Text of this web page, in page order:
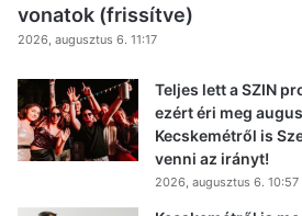
vonatok (frissítve)
2026, augusztus 6. 11:17
Teljes lett a SZIN
ezért éri meg
Kecskemétről is
venni az irányt!
2026, augusztus 6. 10:57